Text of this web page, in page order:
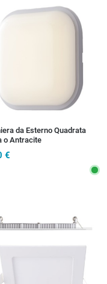
da Esterno Quadrata
o Antracite
€